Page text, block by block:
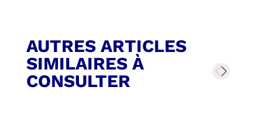
AUTRES ARTICLES
SIMILAIRES À
CONSULTER